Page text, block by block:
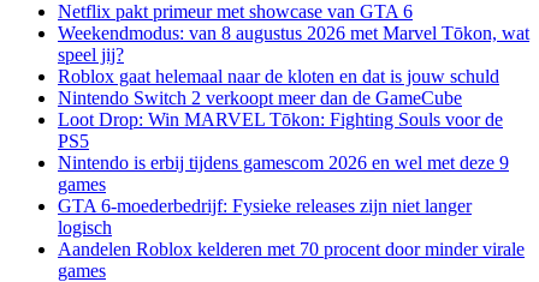
Netflix pakt primeur met showcase van GTA 6
Weekendmodus: van 8 augustus 2026 met Marvel Tōkon, wat
speel jij?
Roblox gaat helemaal naar de kloten en dat is jouw schuld
Nintendo Switch 2 verkoopt meer dan de GameCube
Loot Drop: Win MARVEL Tōkon: Fighting Souls voor de
PS5
Nintendo is erbij tijdens gamescom 2026 en wel met deze 9
games
GTA 6-moederbedrijf: Fysieke releases zijn niet langer
logisch
Aandelen Roblox kelderen met 70 procent door minder virale
games